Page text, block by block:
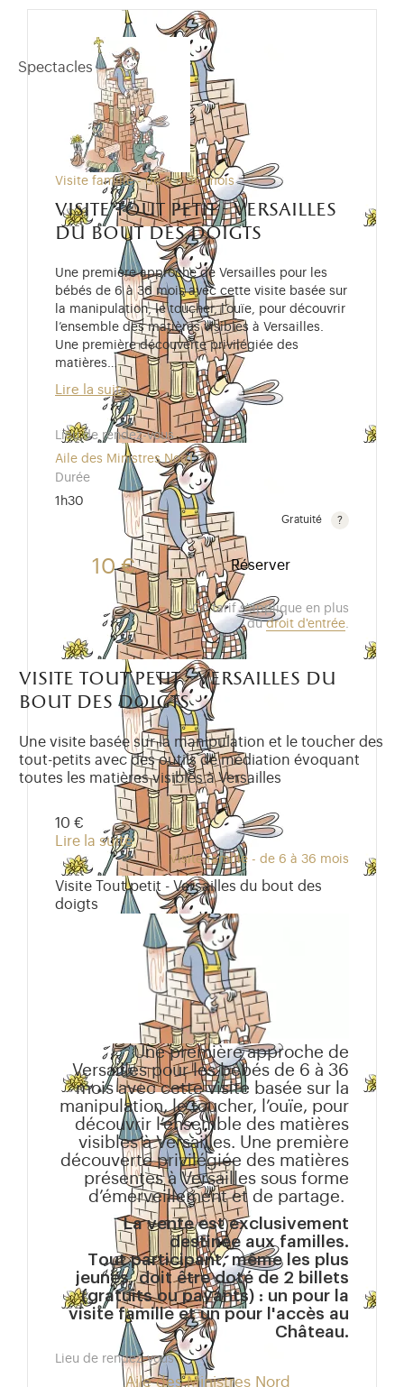
Spectacles
Visite famille - de 6 à 36 mois
visite tout petit - versailles
du bout des doigts
Une première approche de Versailles pour les
bébés de 6 à 36 mois avec cette visite basée sur
la manipulation, le toucher, l’ouïe, pour découvrir
l’ensemble des matières visibles à Versailles.
Une première découverte privilégiée des
matières…
Lire la suite
Lieu de rendez-vous
Aile des Ministres Nord
Durée
1h30
Gratuité
Gratuit pour les enfants de moins de 10 ans.Tarif
10 € Réserver
Ce tarif s'applique en plus
dudroit d'entrée.
visite tout petit - versailles du
bout des doigts
Une visite basée sur la manipulation et le toucher des
tout-petits avec des outils de médiation évoquant
toutes les matières visibles à Versailles
10 €
Lire la suite
Visite famille - de 6 à 36 mois
Visite Tout petit - Versailles du bout des
doigts
Une première approche de
Versailles pour les bébés de 6 à 36
mois avec cette visite basée sur la
manipulation, le toucher, l’ouïe, pour
découvrir l’ensemble des matières
visibles à Versailles. Une première
découverte privilégiée des matières
présentes à Versailles sous forme
d’émerveillement et de partage.
La vente est exclusivement
destinée aux familles.
Tout participant, même les plus
jeunes, doit être doté de 2 billets
(gratuits ou payants) : un pour la
visite famille et un pour l'accès au
Château.
Lieu de rendez-vous
Aile des Ministres Nord